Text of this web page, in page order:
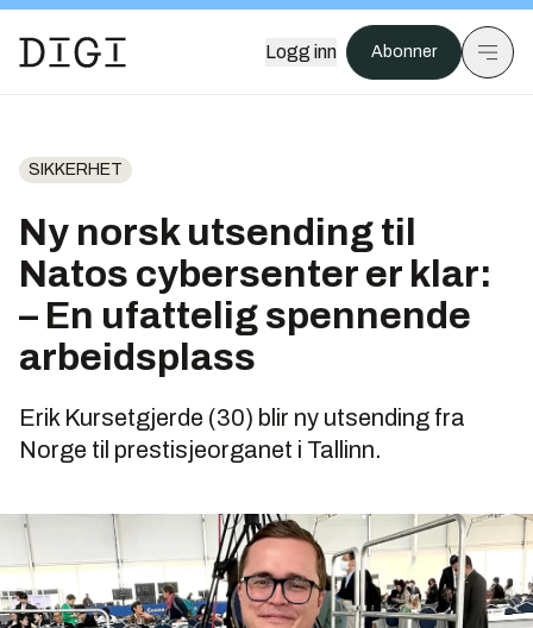
Logg inn Abonner
SIKKERHET
Ny norsk utsending til
Natos cybersenter er klar:
– En ufattelig spennende
arbeidsplass
Erik Kursetgjerde (30) blir ny utsending fra
Norge til prestisjeorganet i Tallinn.